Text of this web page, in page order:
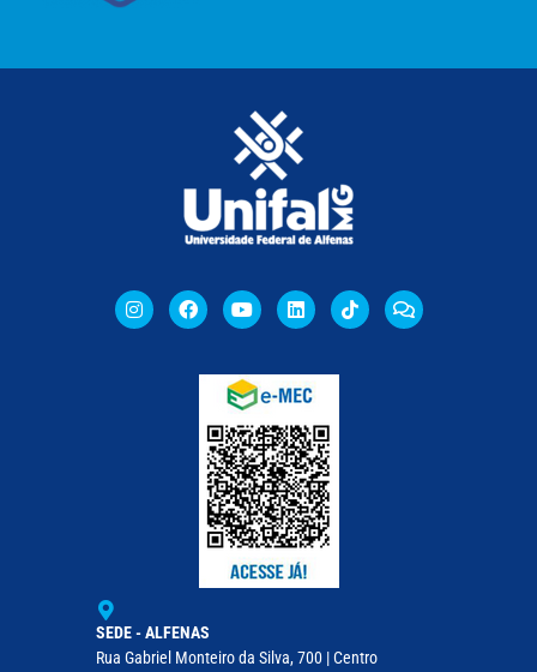
SEDE - ALFENAS
Rua Gabriel Monteiro da Silva, 700 | Centro